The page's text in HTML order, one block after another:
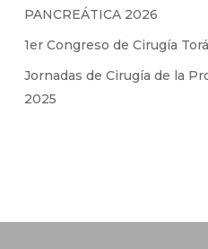
PANCREÁTICA 2026
1er Congreso de Cirugía
Jornadas de Cirugía de la
2025